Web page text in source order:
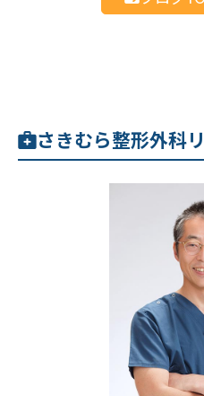
さきむら整形外科